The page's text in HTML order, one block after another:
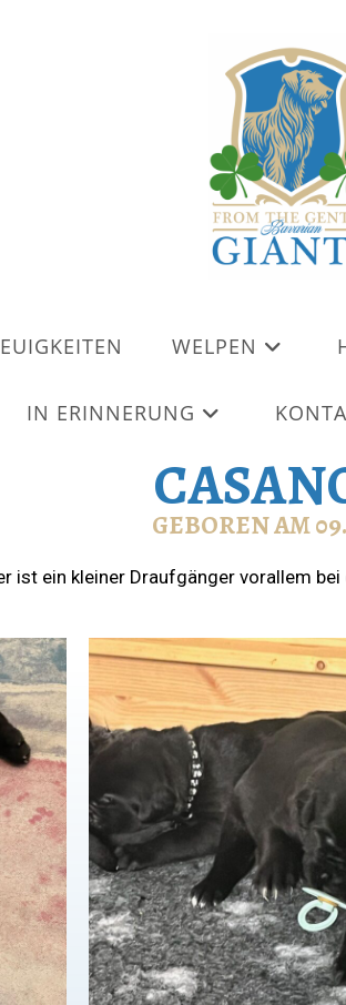
WELPEN
IN ERINNERUNG
GEBOREN AM
ist ein kleiner Draufgänger vorallem